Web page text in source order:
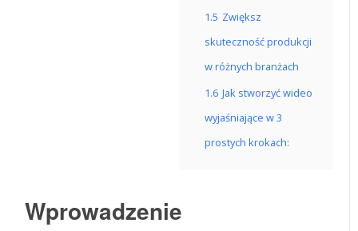
1.5 Zwiększ
skuteczność produkcji
w różnych branżach
1.6 Jak stworzyć wideo
wyjaśniające w 3
prostych krokach:
Wprowadzenie